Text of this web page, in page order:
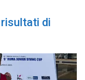
risultati di